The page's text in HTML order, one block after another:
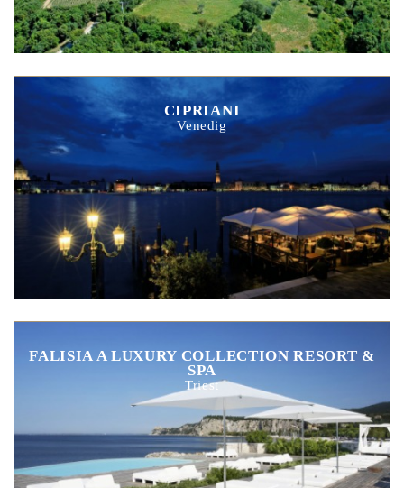
CIPRIANI
Venedig
FALISIA A LUXURY COLLECTION RESORT &
SPA
Triest